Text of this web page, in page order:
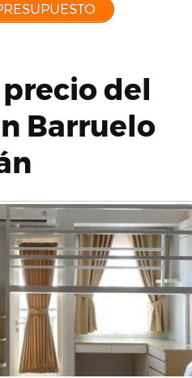
precio del
Barruelo